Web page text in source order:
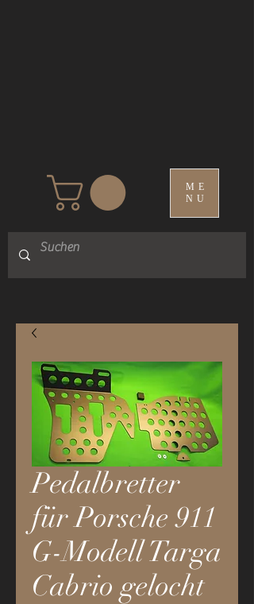
ME
NU
Pedalbretter
für Porsche 911
G-Modell Targa
Cabrio gelocht